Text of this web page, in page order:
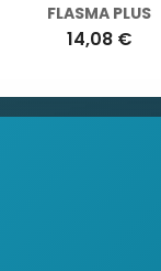
FLASMA PLUS
14,08 €